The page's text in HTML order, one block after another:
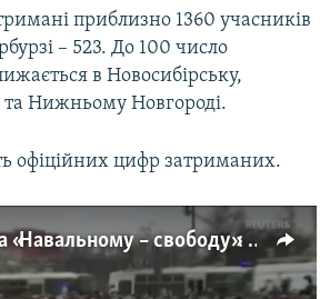
приблизно 1360 учасників
– 523. До 100 число
в Новосибірську,
та Нижньому Новгороді.
офіційних цифр затриманих.
«Геть – царя» та «Навальному – свободу»: як проходили акції на підтримку опозиціонера в Росії (відео)